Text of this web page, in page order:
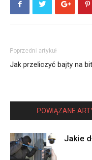
Poprzedni artykuł
Jak przeliczyć bajty na
POWIĄZANE
Jakie